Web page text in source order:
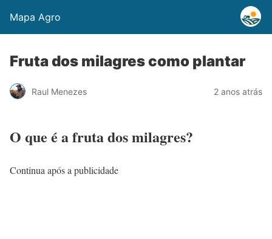
Mapa Agro
Fruta dos milagres como plantar
Raul Menezes 2 anos atrás
O que é a fruta dos milagres?
Continua após a publicidade